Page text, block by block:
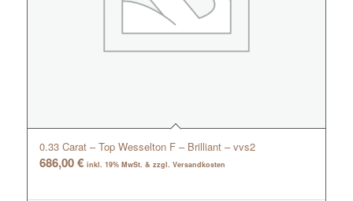
0.33 Carat – Top Wesselton F – Brilliant – vvs2
686,00€ inkl. 19% MwSt. & zzgl. Versandkosten